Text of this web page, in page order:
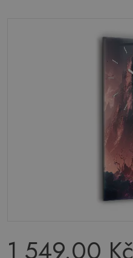
1 549.00 Kč